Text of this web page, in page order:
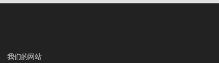
我们的网站